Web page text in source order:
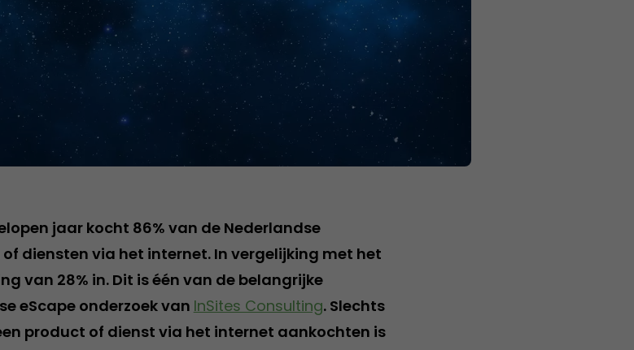
jaar kocht 86% van de Nederlandse
diensten via het internet. In vergelijking met het
van 28% in. Dit is één van de belangrijke
eScape onderzoek van InSites Consulting. Slechts
product of dienst via het internet aankochten is